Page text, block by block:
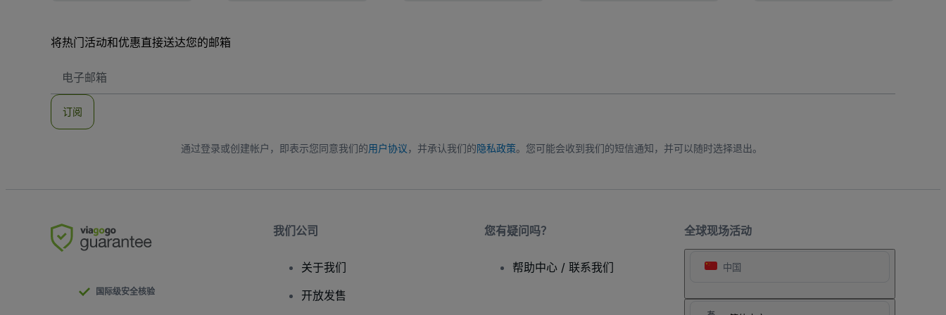
将热门活动和优惠直接送达您的邮箱
子
地
订阅
通过登录或创建帐户，即表示您同意我们的用户协议，并承认我们的隐私政策。您可能会收到我们的短信通知，并可以随时选择退出。
全球现场活动
中国
国际级安全核验
我们公司
关于我们
开放发售
您有疑问吗？
帮助中心 / 联系我们